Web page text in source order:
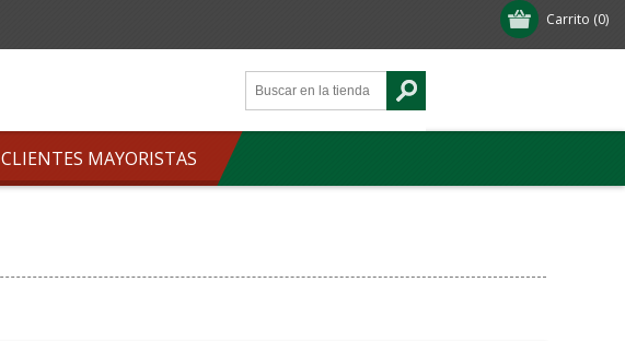
Carrito (0)
CLIENTES MAYORISTAS